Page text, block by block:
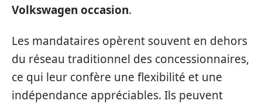
Volkswagen occasion.
Les mandataires opèrent souvent en dehors
du réseau traditionnel des concessionnaires,
ce qui leur confère une flexibilité et une
indépendance appréciables. Ils peuvent